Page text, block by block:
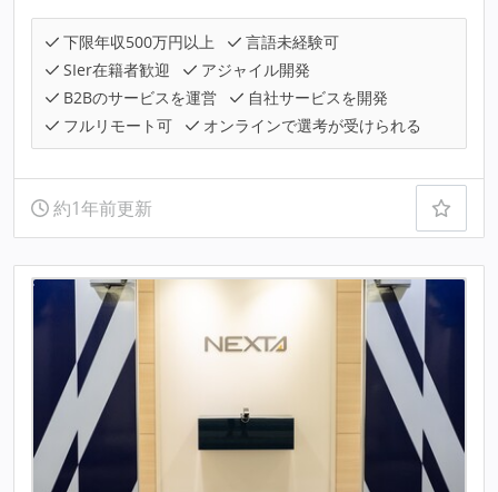
下限年収500万円以上
言語未経験可
SIer在籍者歓迎
アジャイル開発
B2Bのサービスを運営
自社サービスを開発
フルリモート可
オンラインで選考が受けられる
約1年前更新